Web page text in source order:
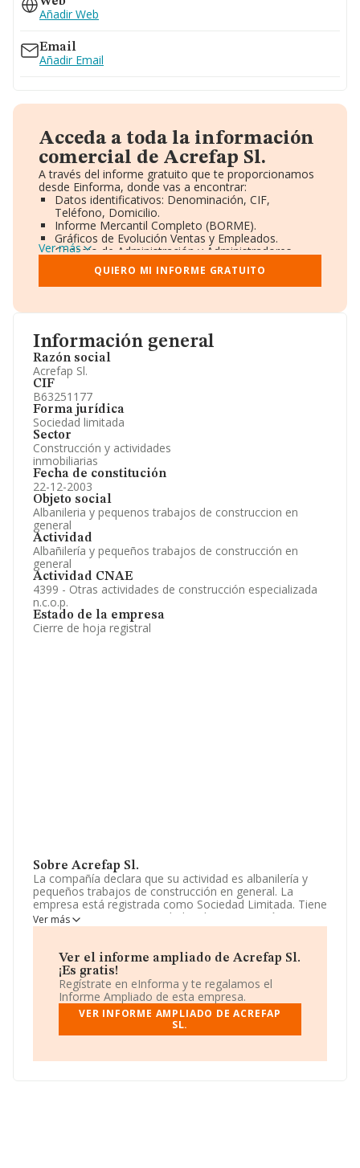
Información general
Razón social
Acrefap Sl.
CIF
B63251177
Forma jurídica
Sociedad limitada
Sector
Construcción y actividades
inmobiliarias
Fecha de constitución
22-12-2003
Objeto social
Albanileria y pequenos trabajos de construccion en
general
Actividad
Albañilería y pequeños trabajos de construcción en
general
Actividad CNAE
4399 - Otras actividades de construcción especializada
n.c.o.p.
Estado de la empresa
Cierre de hoja registral
Sobre Acrefap Sl.
La compañía declara que su actividad es albanilería y
pequeños trabajos de construcción en general. La
empresa está registrada como Sociedad Limitada. Tiene
CNAE: 4399 - 'Otras actividades de construcción
especializada n.c.o.p.'. La empresa no tiene actividad en
La sociedadAcrefap S.L
, con número de identificación
fiscal B63251177, se encuentra en Calle Eduard Tubau
núm. 39, (08016), en el municipio de Barcelona,
Cataluña.
En relación con el sector y disponiendo de los datos de
facturación alcanza la cifra de 15.864 millones de euros
Ver más
Ver el informe ampliado de Acrefap Sl.
¡Es gratis!
Regístrate en eInforma y te regalamos el
Informe Ampliado de esta empresa.
VER INFORME AMPLIADO DE ACREFAP
SL.
Añadir Web
Email
Añadir Email
Acceda a toda la información
comercial de Acrefap Sl.
A través del informe gratuito que te proporcionamos
desde Einforma, donde vas a encontrar:
Datos identificativos: Denominación, CIF,
Teléfono, Domicilio.
Informe Mercantil Completo (BORME).
Gráficos de Evolución Ventas y Empleados.
Consejo de Administración y Administradores.
Directivos y Ejecutivos.
Accionistas.
Participaciones y Vinculaciones en otras empresas.
Información oficial y registral complementaria.
Ver más
QUIERO MI INFORME GRATUITO